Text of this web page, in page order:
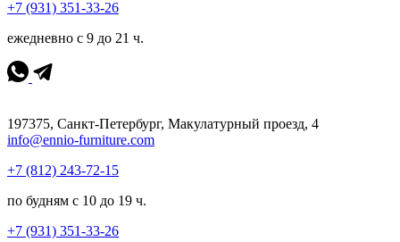
+7 (931) 351-33-26
ежедневно с 9 до 21 ч.
197375, Санкт-Петербург, Макулатурный проезд, 4
info@ennio-furniture.com
+7 (812) 243-72-15
по будням с 10 до 19 ч.
+7 (931) 351-33-26